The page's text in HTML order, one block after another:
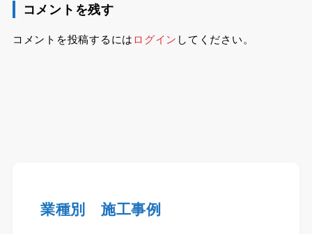
コメントを残す
コメントを投稿するにはログイン してください。
業種別 施工事例